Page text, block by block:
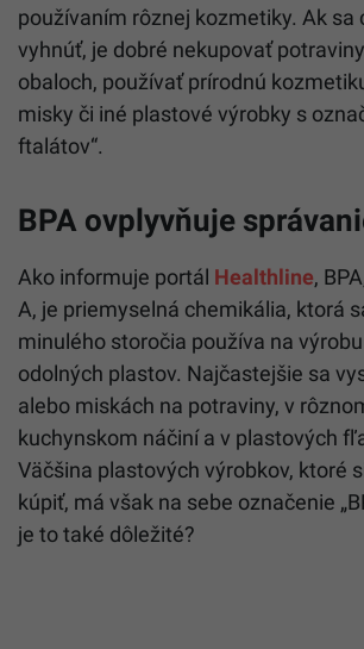
používaním rôznej kozmetiky. Ak sa
vyhnúť, je dobré nekupovať
obaloch, používať prírodnú
misky či iné plastové výrobky s
ftalátov“.
BPA ovplyvňuje
Ako informuje portál Healthline,
A, je priemyselná chemikália, ktorá
minulého storočia používa na
odolných plastov. Najčastejšie sa
alebo miskách na potraviny, v
kuchynskom náčiní a v plastových
Väčšina plastových výrobkov, ktoré
kúpiť, má však na sebe označenie
je to také dôležité?